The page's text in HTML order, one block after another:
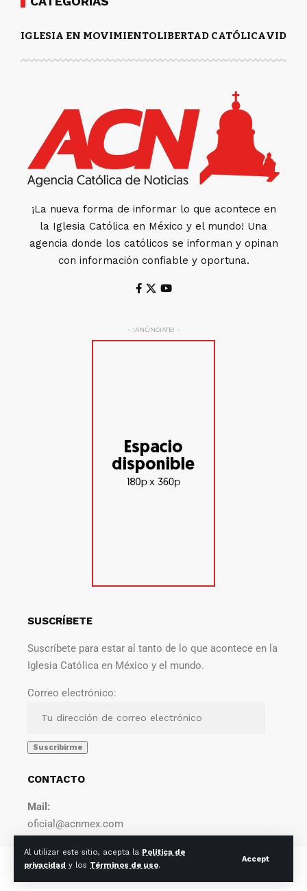
Al utilizar este sitio, acepta la Política de
privacidad y los Términos de uso.
Accept
IGLESIA EN MOVIMIENTOLIBERTAD CATÓLICAVIDA
¡La nueva forma de informar lo que acontece en
la Iglesia Católica en México y el mundo! Una
agencia donde los católicos se informan y opinan
con información confiable y oportuna.
- ¡ANÚNCIATE! -
SUSCRÍBETE
Suscríbete para estar al tanto de lo que acontece en la
Iglesia Católica en México y el mundo.
Correo electrónico:
CONTACTO
Mail:
oficial@acnmex.com
© 2022 Agencia Católica de Noticias. Todos los derechos